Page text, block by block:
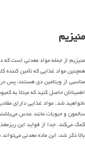
منیزیم
منیزیم از جمله مواد معدنی است
همچنین مواد غذایی که تأمین کننده
مناسبی از ویتامین دی هستند، پس
اطمینانان حاصل کنید که مبتلا به
نخواهید شد. مواد غذایی دارای
سالمون و حبوبات مانند عدس
کمک می‌کند. جدا از فواید این
بالا ذکر شد، این ماده معدنی